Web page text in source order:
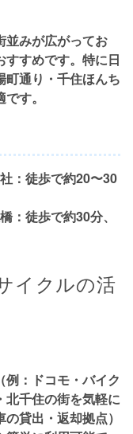
並みが広がってお
すすめです。特に日
町通り・千住ほんち
す。
： 徒歩で約20〜30
： 徒歩で約30分、
イクルの活
例：ドコモ・バイク
北千住の街を気軽に
の貸出・返却拠点）